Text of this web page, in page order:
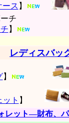
ース 】
チ
】
レディスバッ
】
ト 】
レット―財布、